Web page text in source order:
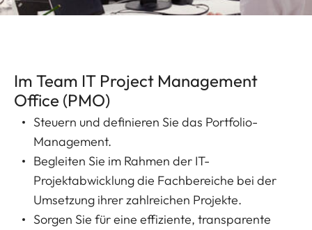
Im Team IT Project Management
Office (PMO)
Steuern und definieren Sie das Portfolio-
Management.
Begleiten Sie im Rahmen der IT-
Projektabwicklung die Fachbereiche bei der
Umsetzung ihrer zahlreichen Projekte.
Sorgen Sie für eine effiziente, transparente